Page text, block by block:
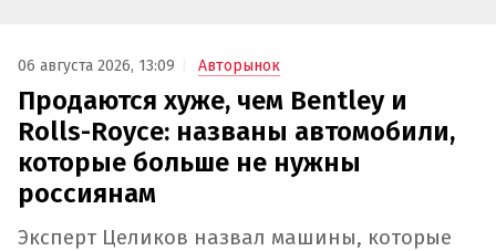
06 августа 2026, 13:09 Авторынок
Продаются хуже, чем Bentley и
Rolls-Royce: названы автомобили,
которые больше не нужны
россиянам
Эксперт Целиков назвал машины, которые